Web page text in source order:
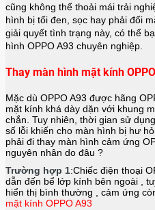
cũng không thể thoải mái trải
hình bị tối đen, sọc hay phải đối
giải quyết tình trạng này, có thể
hình OPPO A93 chuyên nghiệp.
Thay màn hình mặt kính
Mặc dù OPPO A93 được hãng
mặt kính khá dày dặn với khung
chắn. Tuy nhiên, thời gian sử
số lỗi khiến cho màn hình bị hư
phải đi thay màn hình cảm ứng
nguyên nhân do đâu ?
Trường hợp 1:Chiếc điện thoại
dẫn đến bể lớp kính bên ngoài ,
hiển thị bình thường , cảm ứng
mặt kính OPPO A93